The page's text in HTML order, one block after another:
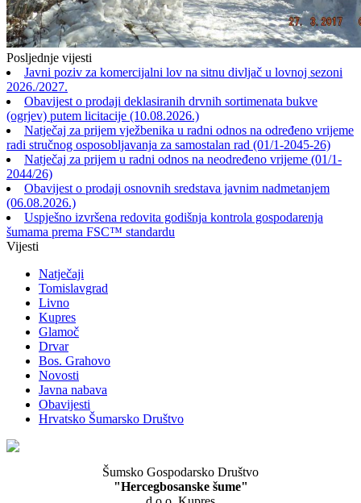
Posljednje vijesti
Javni poziv za komercijalni lov na sitnu divljač u lovnoj sezoni
2026./2027.
Obavijest o prodaji deklasiranih drvnih sortimenata bukve
(ogrjev) putem licitacije (10.08.2026.)
Natječaj za prijem vježbenika u radni odnos na određeno vrijeme
radi stručnog osposobljavanja za samostalan rad (01/1-2045-26)
Natječaj za prijem u radni odnos na neodređeno vrijeme (01/1-
2044/26)
Obavijest o prodaji osnovnih sredstava javnim nadmetanjem
(06.08.2026.)
Uspješno izvršena redovita godišnja kontrola gospodarenja
šumama prema FSC™ standardu
Vijesti
Natječaji
Tomislavgrad
Livno
Kupres
Glamoč
Drvar
Bos. Grahovo
Novosti
Javna nabava
Obavijesti
Hrvatsko Šumarsko Društvo
Šumsko Gospodarsko Društvo
"Hercegbosanske šume"